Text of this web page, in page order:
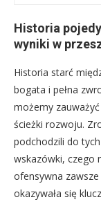
Historia
wyniki w
Historia starć
bogata i pełna
możemy
ścieżki rozwoju.
podchodzili do
wskazówki, czego
ofensywna
okazywała się